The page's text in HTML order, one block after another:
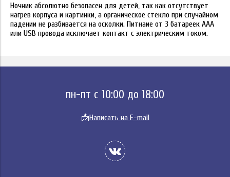
Ночник абсолютно безопасен для детей, так как отсутствует
нагрев корпуса и картинки, а органическое стекло при случайном
падении не разбивается на осколки. Питнаие от 3 батареек ААА
или USB провода исключает контакт с электрическим током.
пн-пт с 10:00 до 18:00
📩Написать на E-mail